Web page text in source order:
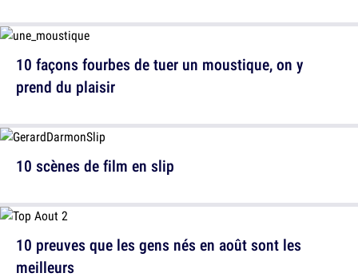
10 scènes de film en slip
10 façons fourbes de tuer un moustique, on y
prend du plaisir
10 preuves que les gens nés en août sont les
meilleurs